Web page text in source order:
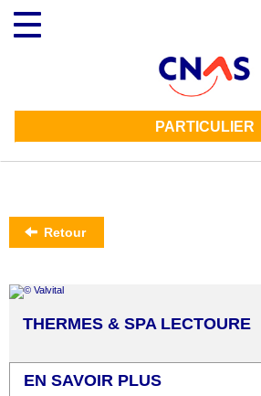
contenu
principal
Toggle
navigation
PARTICULIER
Retour
THERMES & SPA LECTOURE
EN SAVOIR PLUS